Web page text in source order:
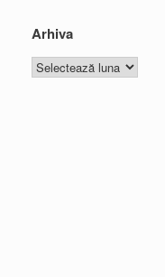
Arhiva